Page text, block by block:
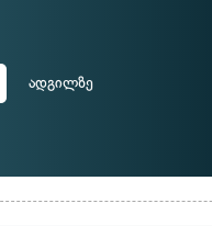
ადგილზე